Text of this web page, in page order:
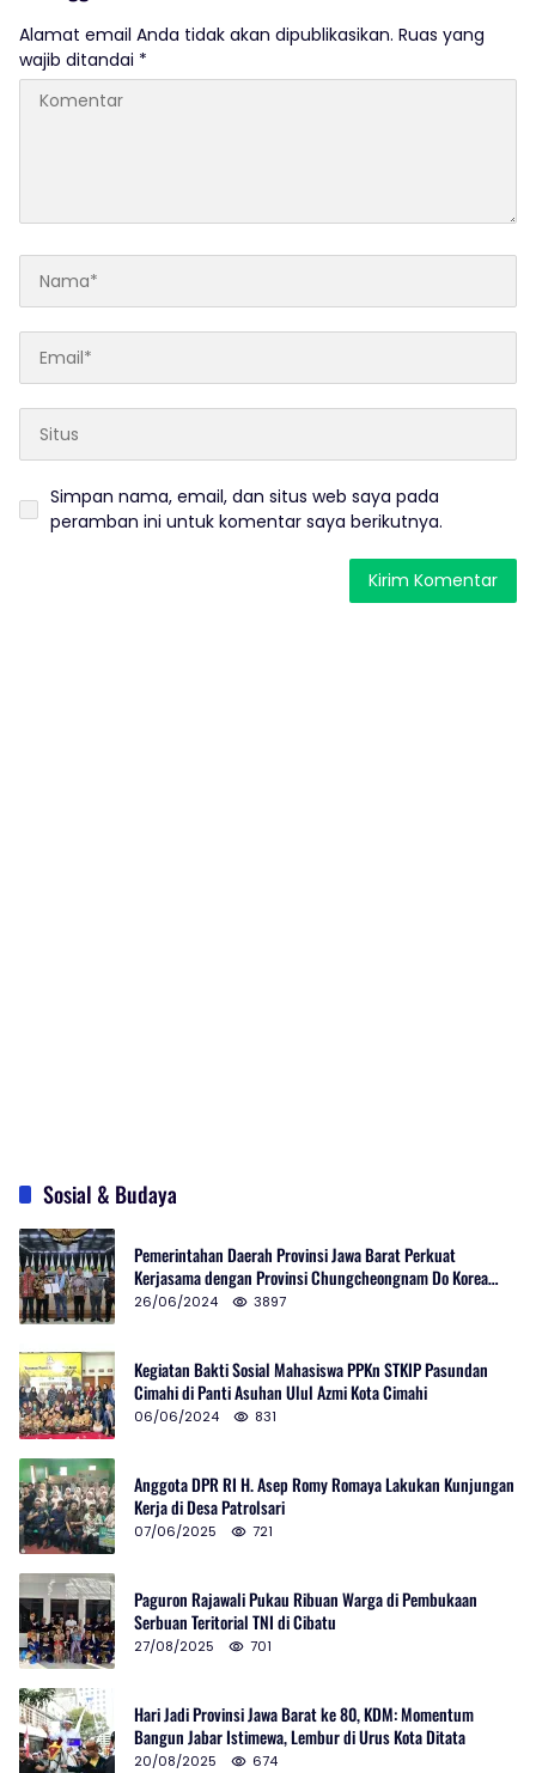
Alamat email Anda tidak akan dipublikasikan. Ruas yang
wajib ditandai *
Simpan nama, email, dan situs web saya pada
peramban ini untuk komentar saya berikutnya.
Sosial & Budaya
Pemerintahan Daerah Provinsi Jawa Barat Perkuat
Kerjasama dengan Provinsi Chungcheongnam Do Korea
Selatan
26/06/2024 3897
Kegiatan Bakti Sosial Mahasiswa PPKn STKIP Pasundan
Cimahi di Panti Asuhan Ulul Azmi Kota Cimahi
06/06/2024 831
Anggota DPR RI H. Asep Romy Romaya Lakukan Kunjungan
Kerja di Desa Patrolsari
07/06/2025 721
Paguron Rajawali Pukau Ribuan Warga di Pembukaan
Serbuan Teritorial TNI di Cibatu
27/08/2025 701
Hari Jadi Provinsi Jawa Barat ke 80, KDM: Momentum
Bangun Jabar Istimewa, Lembur di Urus Kota Ditata
20/08/2025 674